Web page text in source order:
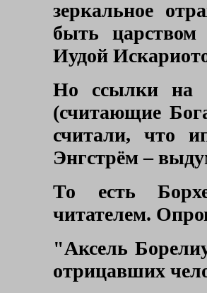
зеркальное
быть
Иудой
Но ссылки на
(считающие
считали, что
Энгстрём –
То есть
читателем.
"Аксель
отрицавших